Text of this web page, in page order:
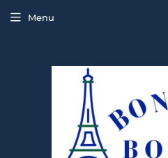
Menu